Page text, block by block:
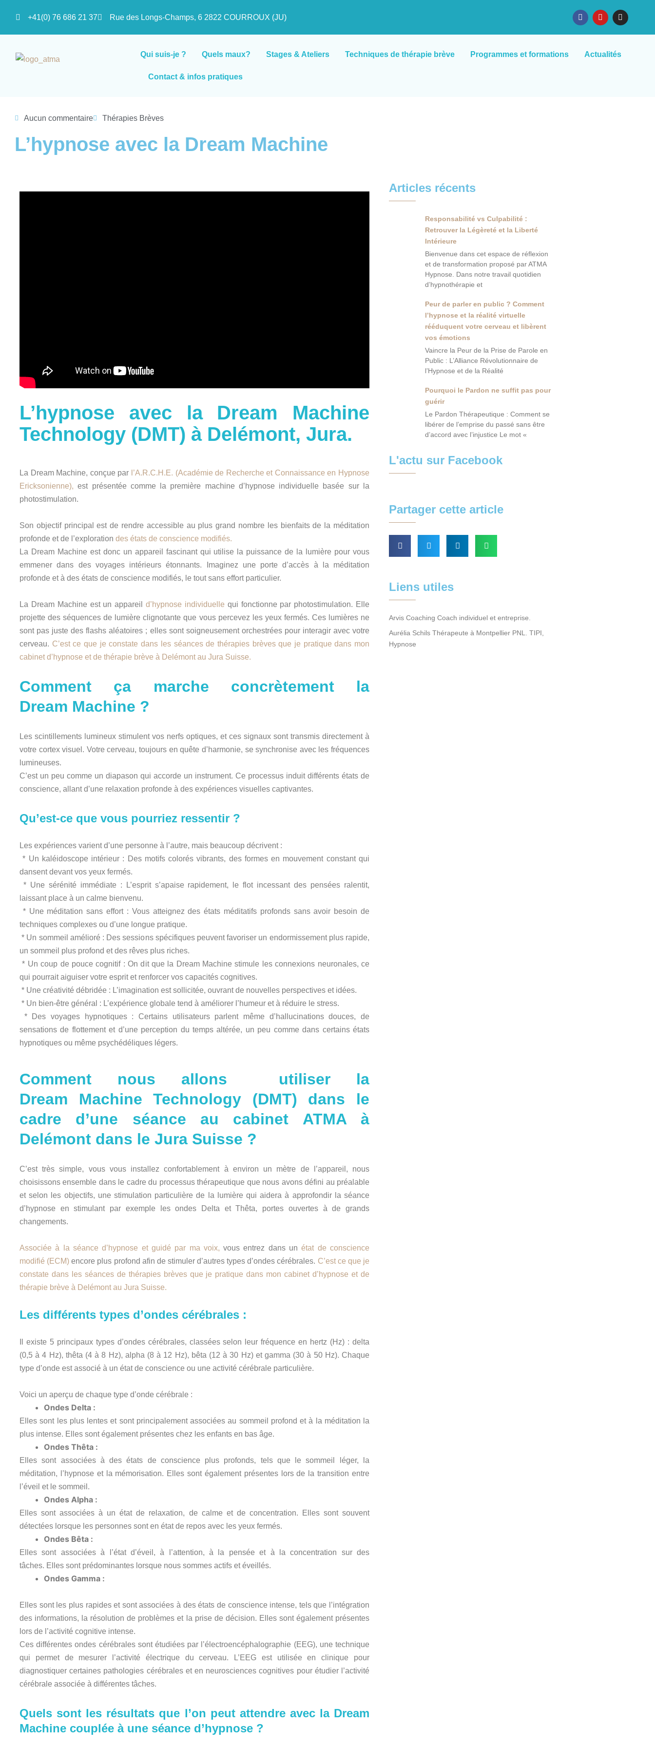
+41(0) 76 686 21 37 Rue des Longs-Champs, 6 2822 COURROUX (JU)
Qui suis-je ? Quels maux? Stages & Ateliers Techniques de thérapie brève Programmes et formations Actualités
Contact & infos pratiques
Aucun commentaire Thérapies Brèves
L’hypnose avec la Dream Machine
L’hypnose avec la Dream Machine
Technology (DMT) à Delémont, Jura.
La Dream Machine, conçue par l’A.R.C.H.E. (Académie de Recherche et Connaissance en Hypnose
Ericksonienne), est présentée comme la première machine d’hypnose individuelle basée sur la
photostimulation.
Son objectif principal est de rendre accessible au plus grand nombre les bienfaits de la méditation
profonde et de l’exploration des états de conscience modifiés.
La Dream Machine est donc un appareil fascinant qui utilise la puissance de la lumière pour vous
emmener dans des voyages intérieurs étonnants. Imaginez une porte d’accès à la méditation
profonde et à des états de conscience modifiés, le tout sans effort particulier.
La Dream Machine est un appareil d’hypnose individuelle qui fonctionne par photostimulation. Elle
projette des séquences de lumière clignotante que vous percevez les yeux fermés. Ces lumières ne
sont pas juste des flashs aléatoires ; elles sont soigneusement orchestrées pour interagir avec votre
cerveau. C’est ce que je constate dans les séances de thérapies brèves que je pratique dans mon
cabinet d’hypnose et de thérapie brève à Delémont au Jura Suisse.
Comment ça marche concrètement la
Dream Machine ?
Les scintillements lumineux stimulent vos nerfs optiques, et ces signaux sont transmis directement à
votre cortex visuel. Votre cerveau, toujours en quête d’harmonie, se synchronise avec les fréquences
lumineuses.
C’est un peu comme un diapason qui accorde un instrument. Ce processus induit différents états de
conscience, allant d’une relaxation profonde à des expériences visuelles captivantes.
Qu’est-ce que vous pourriez ressentir ?
Les expériences varient d’une personne à l’autre, mais beaucoup décrivent :
* Un kaléidoscope intérieur : Des motifs colorés vibrants, des formes en mouvement constant qui
dansent devant vos yeux fermés.
* Une sérénité immédiate : L’esprit s’apaise rapidement, le flot incessant des pensées ralentit,
laissant place à un calme bienvenu.
* Une méditation sans effort : Vous atteignez des états méditatifs profonds sans avoir besoin de
techniques complexes ou d’une longue pratique.
* Un sommeil amélioré : Des sessions spécifiques peuvent favoriser un endormissement plus rapide,
un sommeil plus profond et des rêves plus riches.
* Un coup de pouce cognitif : On dit que la Dream Machine stimule les connexions neuronales, ce
qui pourrait aiguiser votre esprit et renforcer vos capacités cognitives.
* Une créativité débridée : L’imagination est sollicitée, ouvrant de nouvelles perspectives et idées.
* Un bien-être général : L’expérience globale tend à améliorer l’humeur et à réduire le stress.
* Des voyages hypnotiques : Certains utilisateurs parlent même d’hallucinations douces, de
sensations de flottement et d’une perception du temps altérée, un peu comme dans certains états
hypnotiques ou même psychédéliques légers.
Comment nous allons utiliser la
Dream Machine Technology (DMT) dans le
cadre d’une séance au cabinet ATMA à
Delémont dans le Jura Suisse ?
C’est très simple, vous vous installez confortablement à environ un mètre de l’appareil, nous
choisissons ensemble dans le cadre du processus thérapeutique que nous avons défini au préalable
et selon les objectifs, une stimulation particulière de la lumière qui aidera à approfondir la séance
d’hypnose en stimulant par exemple les ondes Delta et Thêta, portes ouvertes à de grands
changements.
Associée à la séance d’hypnose et guidé par ma voix, vous entrez dans un état de conscience
modifié (ECM) encore plus profond afin de stimuler d’autres types d’ondes cérébrales. C’est ce que je
constate dans les séances de thérapies brèves que je pratique dans mon cabinet d’hypnose et de
thérapie brève à Delémont au Jura Suisse.
Les différents types d’ondes cérébrales :
Il existe 5 principaux types d’ondes cérébrales, classées selon leur fréquence en hertz (Hz) : delta
(0,5 à 4 Hz), thêta (4 à 8 Hz), alpha (8 à 12 Hz), bêta (12 à 30 Hz) et gamma (30 à 50 Hz). Chaque
type d’onde est associé à un état de conscience ou une activité cérébrale particulière.
Voici un aperçu de chaque type d’onde cérébrale :
Ondes Delta :
Elles sont les plus lentes et sont principalement associées au sommeil profond et à la méditation la
plus intense. Elles sont également présentes chez les enfants en bas âge.
Ondes Thêta :
Elles sont associées à des états de conscience plus profonds, tels que le sommeil léger, la
méditation, l’hypnose et la mémorisation. Elles sont également présentes lors de la transition entre
l’éveil et le sommeil.
Ondes Alpha :
Elles sont associées à un état de relaxation, de calme et de concentration. Elles sont souvent
détectées lorsque les personnes sont en état de repos avec les yeux fermés.
Ondes Bêta :
Elles sont associées à l’état d’éveil, à l’attention, à la pensée et à la concentration sur des
tâches. Elles sont prédominantes lorsque nous sommes actifs et éveillés.
Ondes Gamma :
Elles sont les plus rapides et sont associées à des états de conscience intense, tels que l’intégration
des informations, la résolution de problèmes et la prise de décision. Elles sont également présentes
lors de l’activité cognitive intense.
Ces différentes ondes cérébrales sont étudiées par l’électroencéphalographie (EEG), une technique
qui permet de mesurer l’activité électrique du cerveau. L’EEG est utilisée en clinique pour
diagnostiquer certaines pathologies cérébrales et en neurosciences cognitives pour étudier l’activité
cérébrale associée à différentes tâches.
Quels sont les résultats que l’on peut attendre avec la Dream
Machine couplée à une séance d’hypnose ?
Articles récents
Responsabilité vs Culpabilité :
Retrouver la Légèreté et la Liberté
Intérieure
Bienvenue dans cet espace de réflexion
et de transformation proposé par ATMA
Hypnose. Dans notre travail quotidien
d’hypnothérapie et
Peur de parler en public ? Comment
l’hypnose et la réalité virtuelle
rééduquent votre cerveau et libèrent
vos émotions
Vaincre la Peur de la Prise de Parole en
Public : L’Alliance Révolutionnaire de
l’Hypnose et de la Réalité
Pourquoi le Pardon ne suffit pas pour
guérir
Le Pardon Thérapeutique : Comment se
libérer de l’emprise du passé sans être
d’accord avec l’injustice Le mot «
L'actu sur Facebook
Partager cette article
Liens utiles
Arvis Coaching Coach individuel et entreprise.
Aurélia Schils Thérapeute à Montpellier PNL. TIPI,
Hypnose